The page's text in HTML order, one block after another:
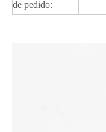
de pedido: